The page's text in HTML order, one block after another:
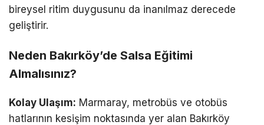
bireysel ritim duygusunu da inanılmaz derecede
geliştirir.
Neden Bakırköy’de Salsa Eğitimi
Almalısınız?
Kolay Ulaşım: Marmaray, metrobüs ve otobüs
hatlarının kesişim noktasında yer alan Bakırköy